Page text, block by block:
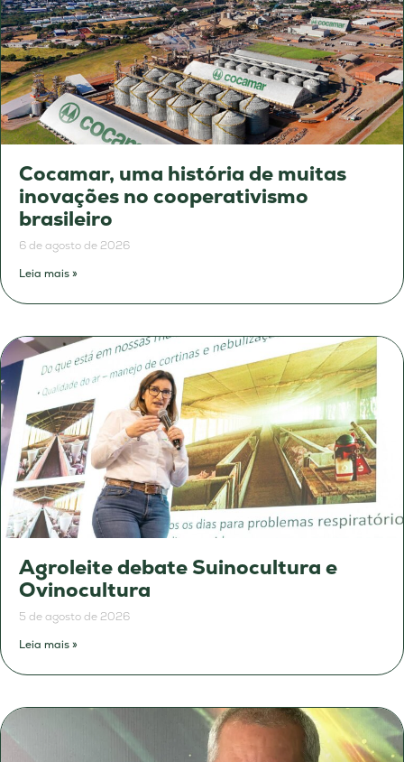
Cocamar, uma história de muitas
inovações no cooperativismo
brasileiro
6 de agosto de 2026
Leia mais »
Agroleite debate Suinocultura e
Ovinocultura
5 de agosto de 2026
Leia mais »